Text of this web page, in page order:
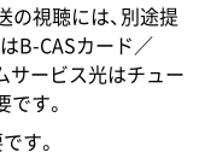
送の視聴には、別途提
はB-CASカード／
サービス光はチュー
す。
す。